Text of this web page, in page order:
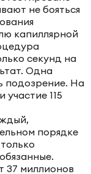
не бояться
капиллярной
секунд на
Одна
подозрение. На
115
порядке
миллионов